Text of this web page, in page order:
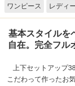
ワンピース レディ
基本スタイルを
自在。完全フル
上下セットアップ
こだわって作ったお